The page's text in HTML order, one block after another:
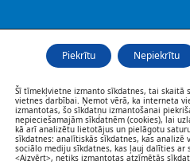
SPECIĀLISTI UN
PAR
Šī tīmekļvietne izmanto sīkdatnes, tai skaitā
vietnes darbībai. Ņemot vērā, ka interneta
izmantotas, šo sīkdatņu izmantošanai
nepieciešamajām sīkdatnēm (cookies), lai
kā arī analizētu lietotājus un pielāgotu
sīkdatnes: analītiskās sīkdatnes, kas analizē
sociālo mediju sīkdatnes, kas ļauj dalīties ar
<Aizvērt>, netiks izmantotas atzīmētās
Piekrītu Nepiekrītu